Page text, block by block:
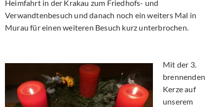
Heimfahrt in der Krakau zum Friedhofs- und
Verwandtenbesuch und danach noch ein weiters Mal in
Murau für einen weiteren Besuch kurz unterbrochen.
Mit der 3.
brennenden
Kerze auf
unserem